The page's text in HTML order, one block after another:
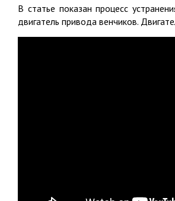
В статье показан процесс
двигатель привода венчиков.